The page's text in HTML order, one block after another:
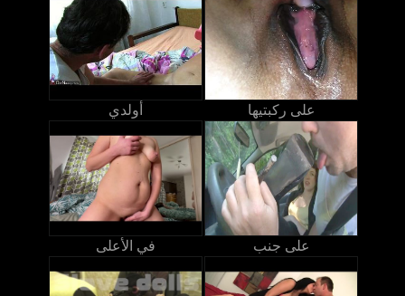
أولدي على ركبتيها
في الأعلى على جنب